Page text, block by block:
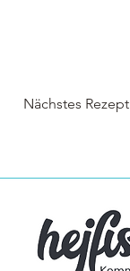
Nächstes Rezept